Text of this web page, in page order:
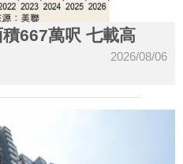
667萬呎 七載高
2026/08/06